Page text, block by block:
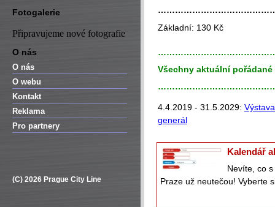
Fotogalerie
Připravujeme nové fotografie
O nás
O nás
O webu
Kontakt
Reklama
Pro partnery
(C) 2026 Prague City Line
Základní: 130 Kč
Všechny aktuální pořádané
4.4.2019 - 31.5.2029:
generál
Kalendář
Nevíte, co
Praze už neutečou! Vyberte